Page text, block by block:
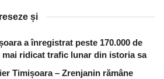
și
a înregistrat peste 170.000 de
mai ridicat trafic lunar din istoria sa
Timișoara – Zrenjanin rămâne